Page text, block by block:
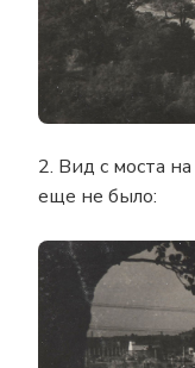
2. Вид с моста
еще не было: